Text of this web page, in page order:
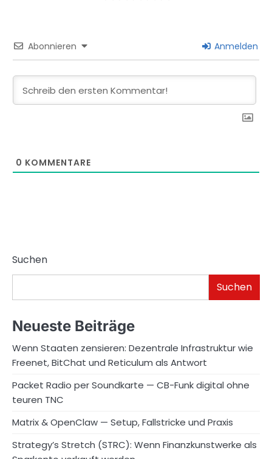
Abonnieren Anmelden
0 KOMMENTARE
Suchen
Suchen
Neueste Beiträge
Wenn Staaten zensieren: Dezentrale Infrastruktur wie
Freenet, BitChat und Reticulum als Antwort
Packet Radio per Soundkarte — CB-Funk digital ohne
teuren TNC
Matrix & OpenClaw — Setup, Fallstricke und Praxis
Strategy’s Stretch (STRC): Wenn Finanzkunstwerke als